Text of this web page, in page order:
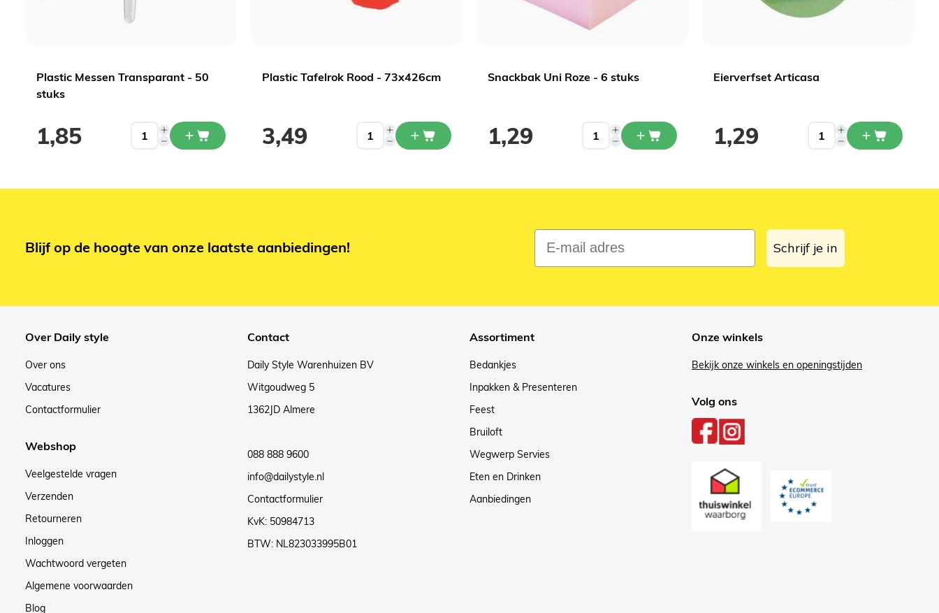
Plastic Messen Transparant - 50
stuks
1,85
Plastic Tafelrok Rood - 73x426cm
3,49
Snackbak Uni Roze - 6 stuks
1,29
Eierverfset Articasa
1,29
Blijf op de hoogte van onze laatste aanbiedingen!
E-mail adres
Schrijf je in
Over Daily style
Over ons
Vacatures
Contactformulier
Webshop
Veelgestelde vragen
Verzenden
Retourneren
Inloggen
Wachtwoord vergeten
Algemene voorwaarden
Blog
Contact
Daily Style Warenhuizen BV
Witgoudweg 5
1362JD Almere
088 888 9600
info@dailystyle.nl
Contactformulier
KvK: 50984713
BTW: NL823033995B01
Assortiment
Bedankjes
Inpakken & Presenteren
Feest
Bruiloft
Wegwerp Servies
Eten en Drinken
Aanbiedingen
Onze winkels
Bekijk onze winkels en openingstijden
Volg ons